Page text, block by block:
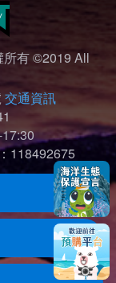
所有 ©2019 All
交通資訊
118492675